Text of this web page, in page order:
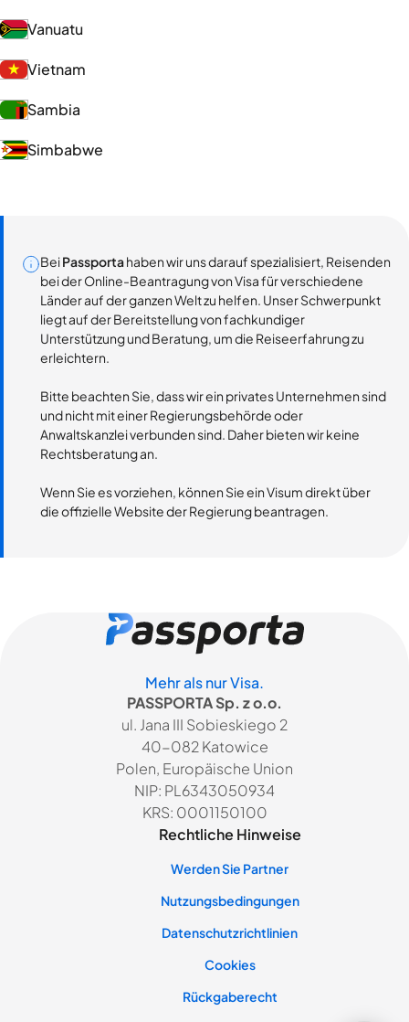
Vanuatu
Vietnam
Sambia
Simbabwe
BeiPassportahaben wir uns darauf spezialisiert, Reisenden
bei der Online-Beantragung von Visa für verschiedene
Länder auf der ganzen Welt zu helfen. Unser Schwerpunkt
liegt auf der Bereitstellung von fachkundiger
Unterstützung und Beratung, um die Reiseerfahrung zu
erleichtern.
Bitte beachten Sie, dass wir ein privates Unternehmen sind
und nicht mit einer Regierungsbehörde oder
Anwaltskanzlei verbunden sind. Daher bieten wir keine
Rechtsberatung an.
Wenn Sie es vorziehen, können Sie ein Visum direkt über
die offizielle Website der Regierung beantragen.
Mehr als nur Visa.
PASSPORTA Sp. z o.o.
ul. Jana III Sobieskiego 2
40-082 Katowice
Polen, Europäische Union
NIP: PL6343050934
KRS: 0001150100
Rechtliche Hinweise
Werden Sie Partner
Nutzungsbedingungen
Datenschutzrichtlinien
Cookies
Rückgaberecht